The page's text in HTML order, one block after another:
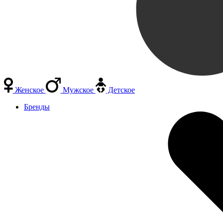
Женское Мужское
Детское
Бренды